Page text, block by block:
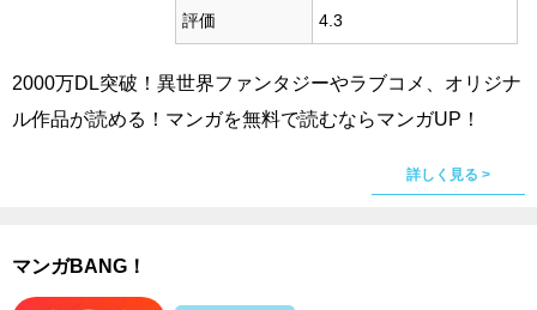
評価 4.3
2000万DL突破！異世界ファンタジーやラブコメ、オリジナ
ル作品が読める！マンガを無料で読むならマンガUP！
詳しく見る >
マンガBANG！